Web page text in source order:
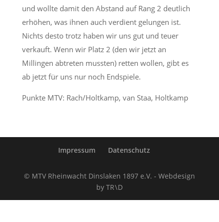
und wollte damit den Abstand auf Rang 2 deutlich
erhöhen, was ihnen auch verdient gelungen ist.
Nichts desto trotz haben wir uns gut und teuer
verkauft. Wenn wir Platz 2 (den wir jetzt an
Millingen abtreten mussten) retten wollen, gibt es
ab jetzt für uns nur noch Endspiele.
Punkte MTV: Rach/Holtkamp, van Staa, Holtkamp
Impressum Datenschutz
© MTV Rheinwacht Dinslaken 1897 e.V. - Webdesign
by TR \ D